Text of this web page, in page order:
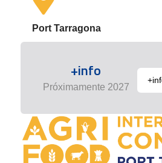
Port Tarragona
+info
Próximamente 2027